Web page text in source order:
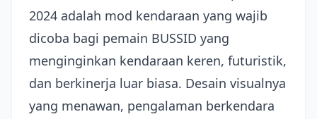
2024 adalah mod kendaraan yang wajib
dicoba bagi pemain BUSSID yang
menginginkan kendaraan keren, futuristik,
dan berkinerja luar biasa. Desain visualnya
yang menawan, pengalaman berkendara